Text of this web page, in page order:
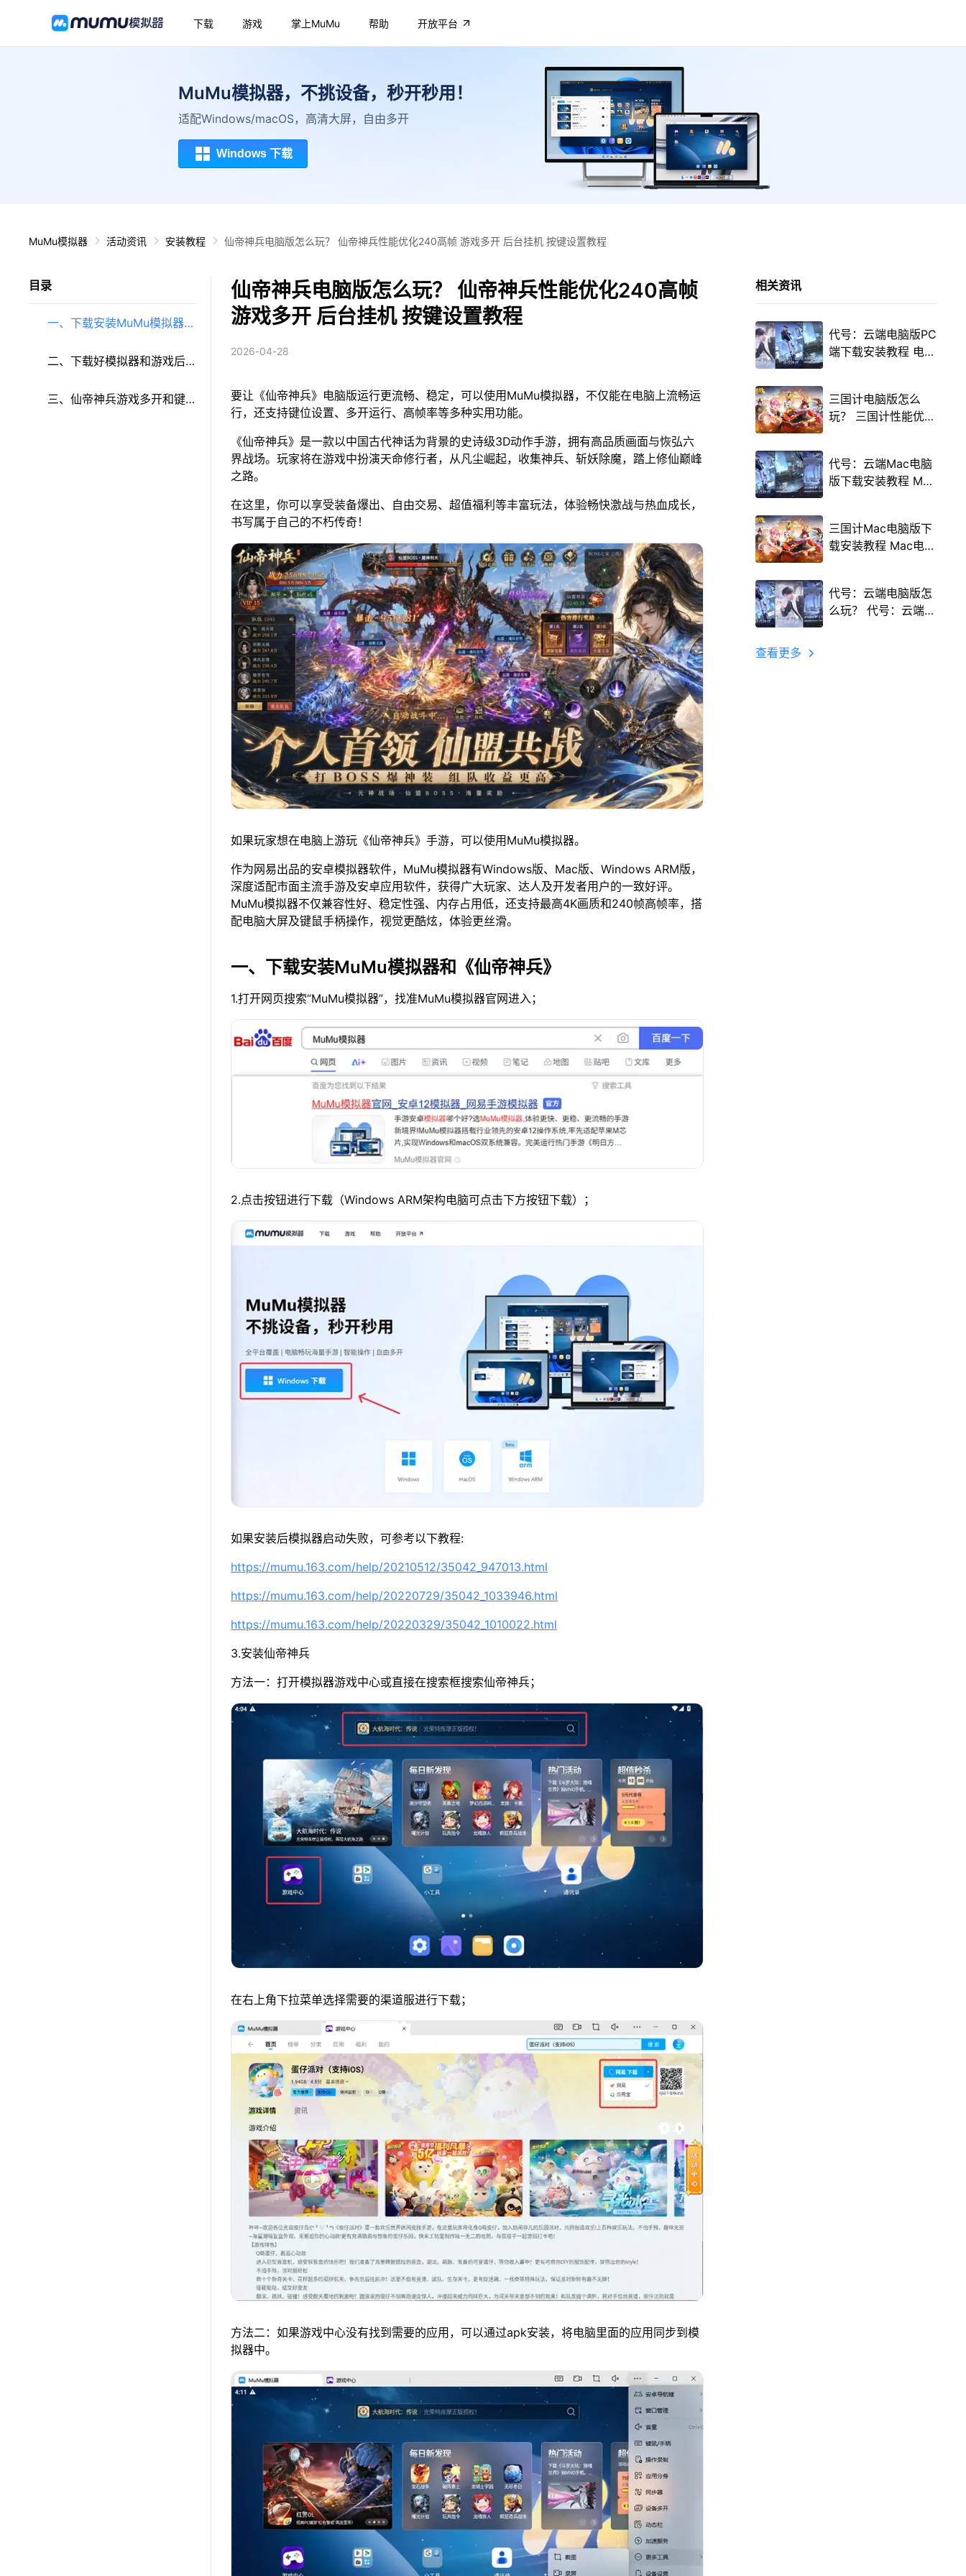
下载 游戏 掌上MuMu 帮助 开放平台
MuMu模拟器，不挑设备，秒开秒用！
适配Windows/macOS，高清大屏，自由多开
Windows 下载
MuMu模拟器 活动资讯 安装教程 仙帝神兵电脑版怎么玩？ 仙帝神兵性能优化240高帧 游戏多开 后台挂机 按键设置教程
目录
一、下载安装MuMu模拟器和
《仙帝神兵》
二、下载好模拟器和游戏后
再参考以下步骤进行设置：
三、仙帝神兵游戏多开和键
仙帝神兵电脑版怎么玩？ 仙帝神兵性能优化240高帧
游戏多开 后台挂机 按键设置教程
2026-04-28
要让《仙帝神兵》电脑版运行更流畅、稳定，可以使用MuMu模拟器，不仅能在电脑上流畅运
行，还支持键位设置、多开运行、高帧率等多种实用功能。
《仙帝神兵》是一款以中国古代神话为背景的史诗级3D动作手游，拥有高品质画面与恢弘六
界战场。玩家将在游戏中扮演天命修行者，从凡尘崛起，收集神兵、斩妖除魔，踏上修仙巅峰
之路。
在这里，你可以享受装备爆出、自由交易、超值福利等丰富玩法，体验畅快激战与热血成长，
书写属于自己的不朽传奇！
如果玩家想在电脑上游玩《仙帝神兵》手游，可以使用MuMu模拟器。
作为网易出品的安卓模拟器软件，MuMu模拟器有Windows版、Mac版、Windows ARM版，
深度适配市面主流手游及安卓应用软件，获得广大玩家、达人及开发者用户的一致好评。
MuMu模拟器不仅兼容性好、稳定性强、内存占用低，还支持最高4K画质和240帧高帧率，搭
配电脑大屏及键鼠手柄操作，视觉更酷炫，体验更丝滑。
一、下载安装MuMu模拟器和《仙帝神兵》
1.打开网页搜索“MuMu模拟器”，找准MuMu模拟器官网进入；
2.点击按钮进行下载（Windows ARM架构电脑可点击下方按钮下载）；
如果安装后模拟器启动失败，可参考以下教程:
https://mumu.163.com/help/20210512/35042_947013.html
https://mumu.163.com/help/20220729/35042_1033946.html
https://mumu.163.com/help/20220329/35042_1010022.html
3.安装仙帝神兵
方法一：打开模拟器游戏中心或直接在搜索框搜索仙帝神兵；
在右上角下拉菜单选择需要的渠道服进行下载；
方法二：如果游戏中心没有找到需要的应用，可以通过apk安装，将电脑里面的应用同步到模
拟器中。
相关资讯
代号：云端电脑版PC
端下载安装教程 电脑
三国计电脑版怎么
玩？ 三国计性能优化
程
代号：云端Mac电脑
版下载安装教程 Mac
三国计Mac电脑版下
载安装教程 Mac电脑
代号：云端电脑版怎
么玩？ 代号：云端性
查看更多